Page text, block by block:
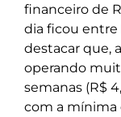
financeiro de
dia ficou entre
destacar que,
operando
semanas (R$
com a mínima